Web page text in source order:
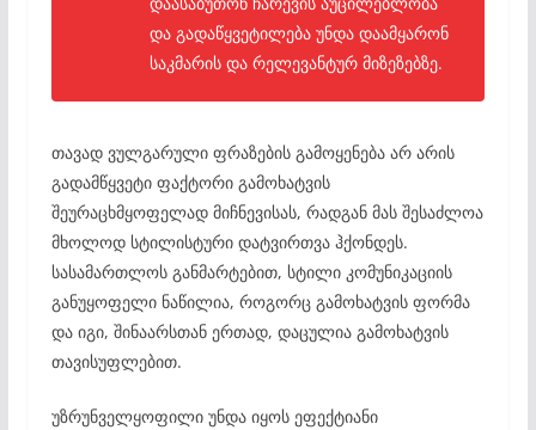
და გადაწყვეტილება უნდა დაამყარონ
საკმარის და რელევანტურ მიზეზებზე.
თავად ვულგარული ფრაზების გამოყენება არ არის
გადამწყვეტი ფაქტორი გამოხატვის
შეურაცხმყოფელად მიჩნევისას, რადგან მას შესაძლოა
მხოლოდ სტილისტური დატვირთვა ჰქონდეს.
სასამართლოს განმარტებით, სტილი კომუნიკაციის
განუყოფელი ნაწილია, როგორც გამოხატვის ფორმა
და იგი, შინაარსთან ერთად, დაცულია გამოხატვის
თავისუფლებით.
უზრუნველყოფილი უნდა იყოს ეფექტიანი